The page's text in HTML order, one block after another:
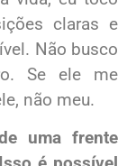
claras e
Não busco
Se ele me
não meu.
uma frente